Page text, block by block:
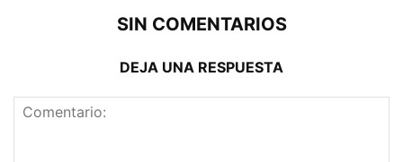
SIN COMENTARIOS
DEJA UNA RESPUESTA